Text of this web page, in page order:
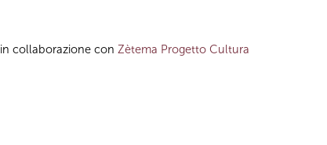
in collaborazione con Zètema Progetto Cultura